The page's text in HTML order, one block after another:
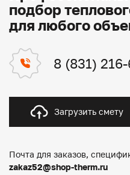
подбор
для любого
8 (831)
Загрузить смету
Почта для заказов,
zakaz52@shop-therm.ru